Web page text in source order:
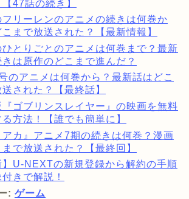
47話の続き】
フリーレンのアニメの続きは何巻か
こまで放送された？【最新情報】
ひとりごとのアニメは何巻まで？最新
は原作のどこまで進んだ？
のアニメは何巻から？最新話はどこ
送された？【最終話】
『ゴブリンスレイヤー』の映画を無料
方法！【誰でも簡単に】
アカ』アニメ7期の続きは何巻？漫画
で放送された？【最終回】
】U-NEXTの新規登録から解約の手順
きで解説！
: ゲーム